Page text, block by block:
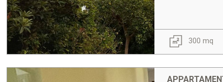
300 mq